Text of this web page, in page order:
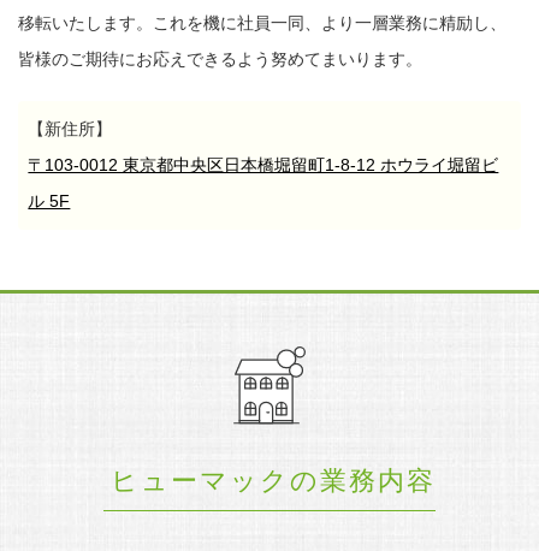
移転いたします。
これを機に社員一同、より一層業務に精励し、
皆様のご期待にお応えできるよう努めてまいります。
【新住所】
〒103-0012 東京都中央区日本橋堀留町1-8-12 ホウライ堀留ビ
ル 5F
ヒューマックの業務内容